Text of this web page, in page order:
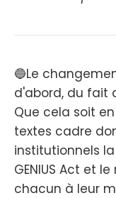
🔵Le
d'abord, du fait
Que cela soit en
textes cadre
institutionnels
GENIUS Act et
chacun à leur